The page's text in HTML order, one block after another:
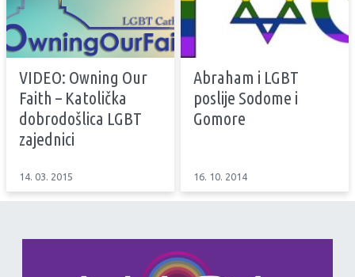
VIDEO: Owning Our
Faith – Katolička
dobrodošlica LGBT
zajednici
14. 03. 2015
Abraham i LGBT
poslije Sodome i
Gomore
16. 10. 2014